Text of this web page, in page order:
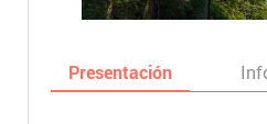
Presentación